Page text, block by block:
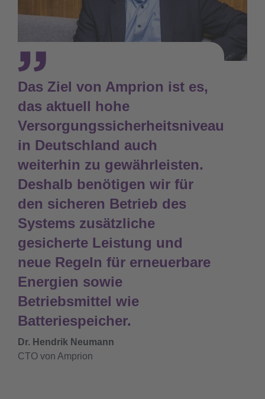
Das Ziel von Amprion ist es,
das aktuell hohe
Versorgungssicherheitsniveau
in Deutschland auch
weiterhin zu gewährleisten.
Deshalb benötigen wir für
den sicheren Betrieb des
Systems zusätzliche
gesicherte Leistung und
neue Regeln für erneuerbare
Energien sowie
Betriebsmittel wie
Batteriespeicher.
Dr. Hendrik Neumann
CTO von Amprion